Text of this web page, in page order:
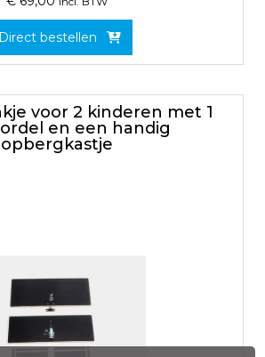
Direct bestellen
voor 2 kinderen met 1
en een handig
opbergkastje